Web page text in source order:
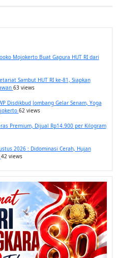
Mojokerto Buat Gapura HUT RI dari
Sambut HUT RI ke-81, Siapkan
63 views
Disdikbud Jombang Gelar Senam, Yoga
62 views
Premium, Dijual Rp14.900 per Kilogram
2026 : Didominasi Cerah, Hujan
42 views